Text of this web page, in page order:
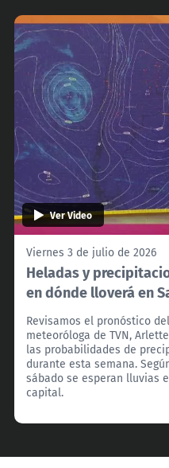
Ver Video
Viernes 3 de julio de 2026
Heladas y
en dónde lloverá en
Revisamos el pronóstico
meteoróloga de TVN,
las probabilidades de
durante esta semana.
sábado se esperan lluvias
capital.